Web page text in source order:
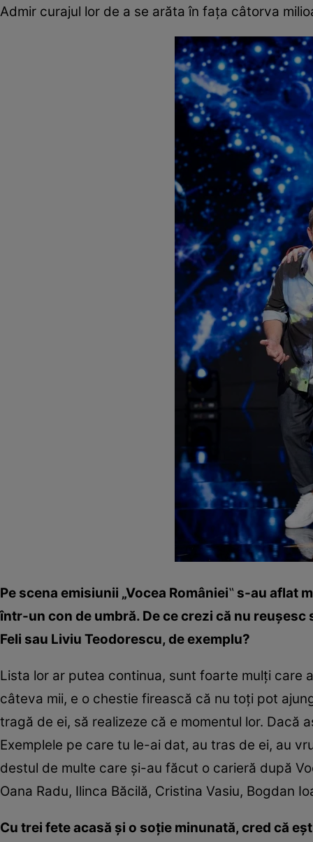
Admir curajul lor de a se arăta în fața câtorva
Pe scena emisiunii „Vocea României‟ s-au aflat
într-un con de umbră. De ce crezi că nu
Feli sau Liviu Teodorescu, de exemplu?
Lista lor ar putea continua, sunt foarte mulți care
câteva mii, e o chestie firească că nu toți pot
tragă de ei, să realizeze că e momentul lor. Dacă
Exemplele pe care tu le-ai dat, au tras de ei, au
destul de multe care și-au făcut o carieră după
Oana Radu, Ilinca Băcilă, Cristina Vasiu, Bogdan
Cu trei fete acasă și o soție minunată, cred că